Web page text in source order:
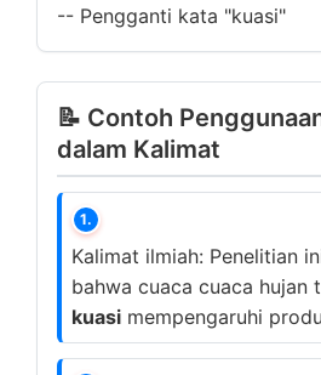
-- Pengganti kata "kuasi"
📝 Contoh
dalam Kalimat
1.
Kalimat ilmiah: Penelitian
bahwa cuaca cuaca hujan
kuasi mempengaruhi